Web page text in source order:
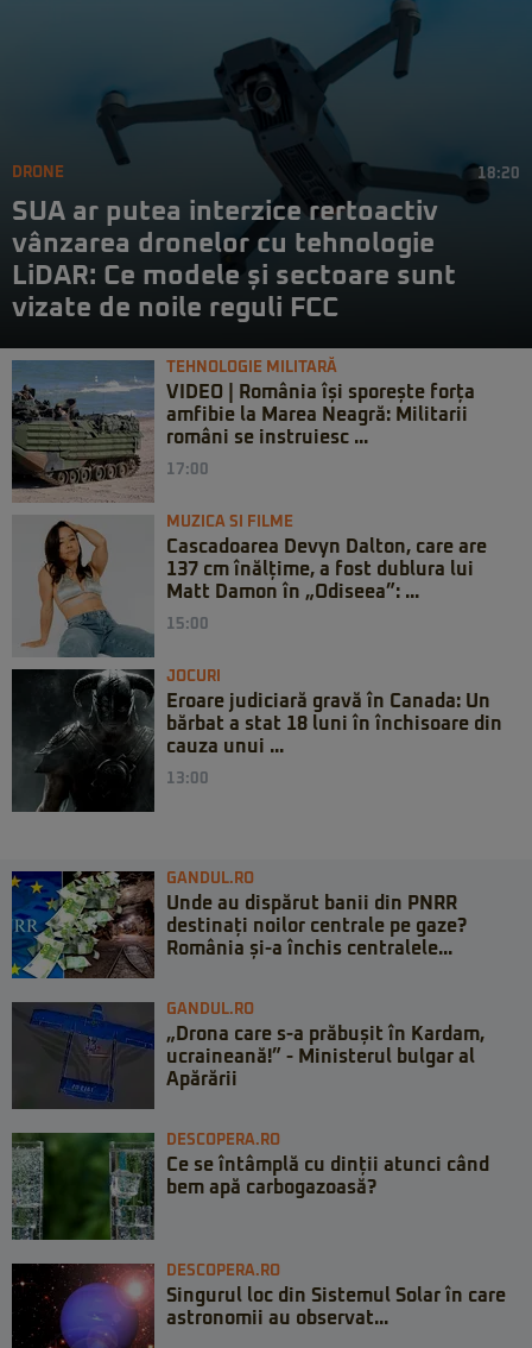
DRONE 18:20
SUA ar putea interzice rertoactiv
vânzarea dronelor cu tehnologie
LiDAR: Ce modele și sectoare sunt
vizate de noile reguli FCC
TEHNOLOGIE MILITARĂ
VIDEO | România își sporește forța
amfibie la Marea Neagră: Militarii
români se instruiesc ...
17:00
MUZICA SI FILME
Cascadoarea Devyn Dalton, care are
137 cm înălțime, a fost dublura lui
Matt Damon în „Odiseea”: ...
15:00
JOCURI
Eroare judiciară gravă în Canada: Un
bărbat a stat 18 luni în închisoare din
cauza unui ...
13:00
GANDUL.RO
Unde au dispărut banii din PNRR
destinați noilor centrale pe gaze?
România și-a închis centralele...
GANDUL.RO
„Drona care s-a prăbușit în Kardam,
ucraineană!” - Ministerul bulgar al
Apărării
DESCOPERA.RO
Ce se întâmplă cu dinții atunci când
bem apă carbogazoasă?
DESCOPERA.RO
Singurul loc din Sistemul Solar în care
astronomii au observat...